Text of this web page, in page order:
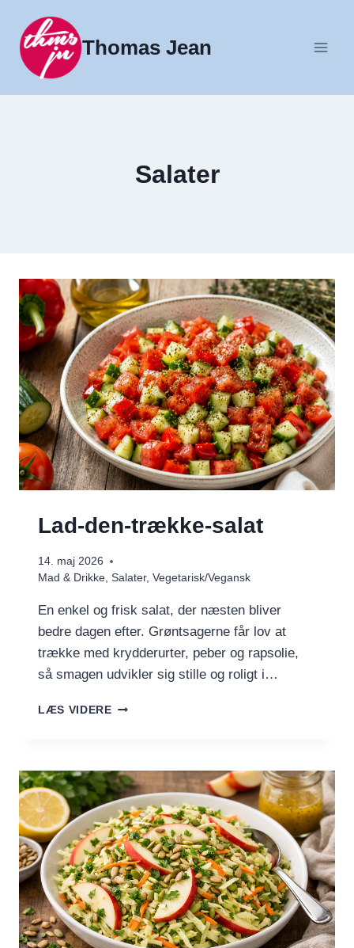
indhold
Thomas Jean
Salater
Lad-den-trække-salat
14. maj 2026
Mad & Drikke, Salater, Vegetarisk/Vegansk
En enkel og frisk salat, der næsten bliver
bedre dagen efter. Grøntsagerne får lov at
trække med krydderurter, peber og rapsolie,
så smagen udvikler sig stille og roligt i…
LÆS VIDERELAD-